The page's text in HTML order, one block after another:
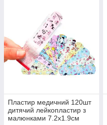
Пластир медичний 120шт
дитячий лейкопластир з
малюнками 7.2х1.9см